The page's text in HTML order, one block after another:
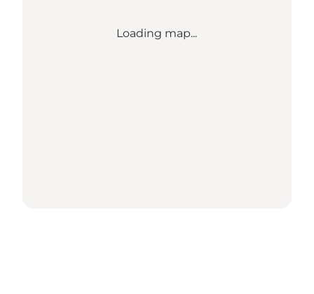
Loading map...